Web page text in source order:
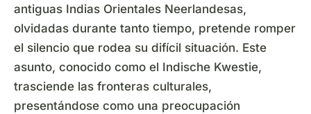
antiguas Indias Orientales Neerlandesas,
olvidadas durante tanto tiempo, pretende romper
el silencio que rodea su difícil situación. Este
asunto, conocido como el Indische Kwestie,
trasciende las fronteras culturales,
presentándose como una preocupación